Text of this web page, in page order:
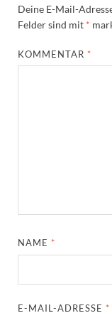
Deine E-Mail-
Felder sind mit *
KOMMENTAR *
NAME *
E-MAIL-ADRESSE *